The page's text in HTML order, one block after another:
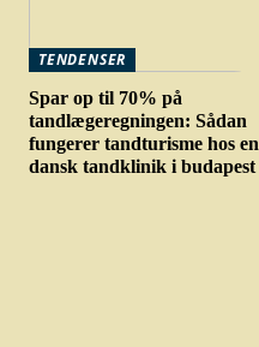
TENDENSER
Spar op til 70% på
tandlægeregningen: Sådan
fungerer tandturisme hos en
dansk tandklinik i budapest